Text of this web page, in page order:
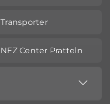
Transporter
NFZ Center Pratteln